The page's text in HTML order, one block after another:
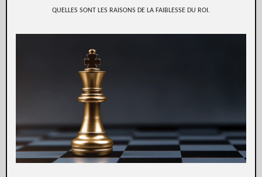
QUELLES SONT LES RAISONS DE LA FAIBLESSE DU ROI.